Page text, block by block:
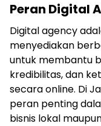
Peran Digital
Digital agency
menyediakan
untuk membantu
kredibilitas, dan
secara online. Di
peran penting
bisnis lokal